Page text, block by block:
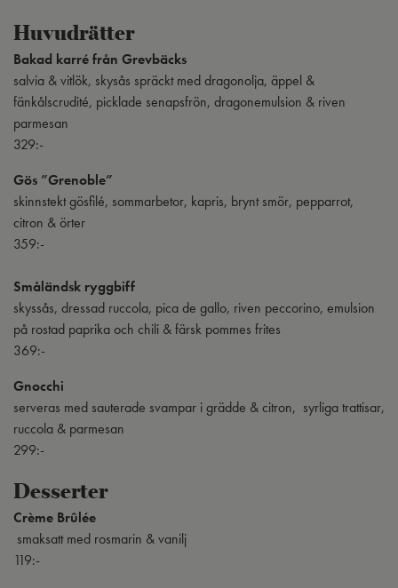
Huvudrätter
Bakad karré från Grevbäcks
salvia & vitlök, skysås spräckt med dragonolja, äppel &
fänkålscrudité, picklade senapsfrön, dragonemulsion & riven
parmesan
329:-
Gös ”Grenoble”
skinnstekt gösfilé, sommarbetor, kapris, brynt smör, pepparrot,
citron & örter
359:-
Småländsk ryggbiff
skyssås, dressad ruccola, pica de gallo, riven peccorino, emulsion
på rostad paprika och chili & färsk pommes frites
369:-
Gnocchi
serveras med sauterade svampar i grädde & citron, syrliga trattisar,
ruccola & parmesan
299:-
Desserter
Crème Brûlée
smaksatt med rosmarin & vanilj
119:-